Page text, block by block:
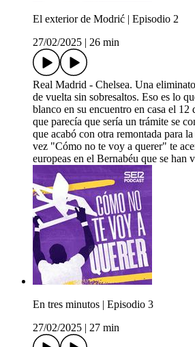
El exterior de Modrić | Episodio 2
27/02/2025
26 min
Real Madrid - Chelsea. Una
de vuelta sin sobresaltos. Eso es lo
blanco en su encuentro en casa el
que parecía que sería un trámite se
que acabó con otra remontada para
vez "Cómo no te voy a querer" te
europeas en el Bernabéu que se han
En tres minutos | Episodio 3
27/02/2025
27 min